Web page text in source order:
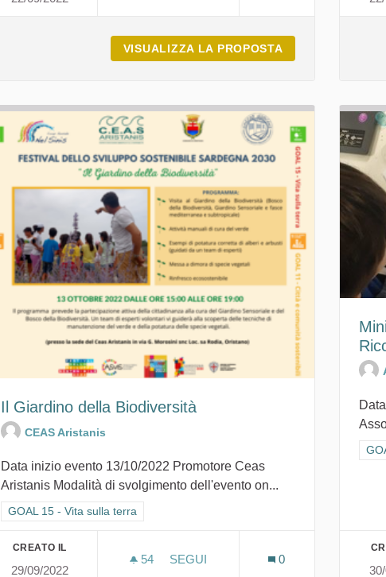
VISUALIZZA LA PROPOSTA
Il Giardino della Biodiversità
CEAS Aristanis
Data inizio evento 13/10/2022 Promotore Ceas
Aristanis Modalità di svolgimento dell'evento on...
Filtra i risultati per categoria: GOAL 15 - Vita sulla terra
GOAL 15 - Vita sulla terra
CREATO IL
29/09/2022
54 54 SOSTENITORI
SEGUI
0